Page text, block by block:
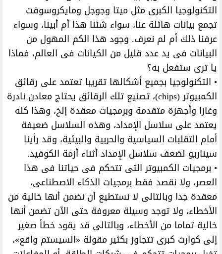
التكنولوجيا الكبرى مثل ميتا وجوجل ومايكروسوفت
تجمع بيانات هائلة عنا، سواء شئنا هذا أم أبينا، وسواء
عرفنا ذلك أم لم نعرف. وجود هذا الكم المهول من
البيانات فى يد عدد قليل من الكيانات فى العالم، فماذا
يا ترى ستفعل به؟
• التكنولوجيا بجميع أشكالها تقريبا تعتمد على رقائق
الكمبيوتر (chips)، تصنيع تلك الرقائق يحتاج معادن نادرة
وغازا وأجهزة متقدمة وبرمجيات معقدة إلخ، وهذا كله
يعتمد على سلاسل الإمداد، وهذه السلاسل ضعيفة
أمام التقلبات السياسية والحربية والبيئية، وقد رأينا
سيناريو لضعف سلاسل الإمداد أثناء أزمة الكوفيد.
• برمجيات الكمبيوتر التى تتحكم فى حياتنا فى هذا
العصر، ولا نقصد فقط برمجيات الذكاء الاصطناعى،
معقدة جدا وبالتالى لا نستطيع أن نضمن أنها خالية من
الأخطاء، ولا توجد وسيلة معروفة حتى الآن تضمن أنها
خالية تماما من الأخطاء، وبالتالى قد يقود خطأ صغير
إلى كوارث كبرى تتجاوز بكثير مقولة «السيستم واقع»،